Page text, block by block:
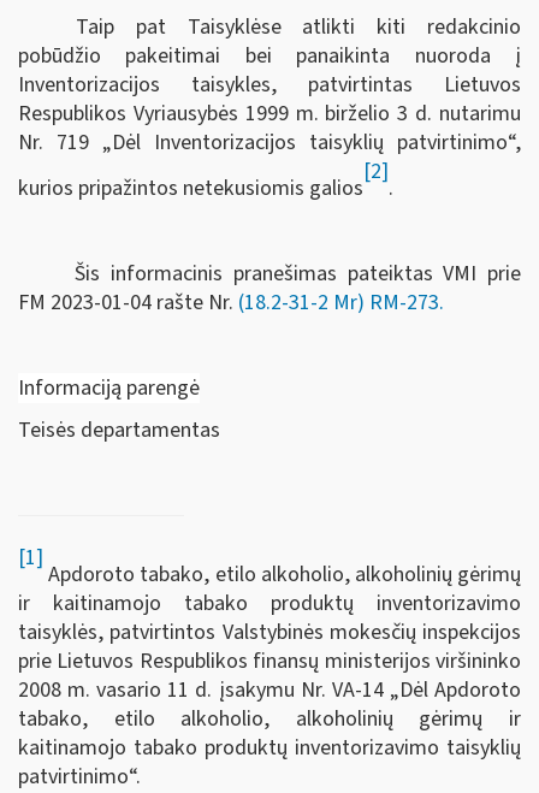
Taip pat Taisyklėse atlikti kiti redakcinio
pobūdžio pakeitimai bei panaikinta nuoroda į
Inventorizacijos taisykles, patvirtintas Lietuvos
Respublikos Vyriausybės 1999 m. birželio 3 d. nutarimu
Nr. 719 „Dėl Inventorizacijos taisyklių patvirtinimo“,
kurios pripažintos netekusiomis galios
[2]
.
Šis informacinis pranešimas pateiktas VMI prie
FM 2023-01-04 rašte Nr. (18.2-31-2 Mr) RM-273.
Informaciją parengė
Teisės departamentas
[1]
Apdoroto tabako, etilo alkoholio, alkoholinių gėrimų
ir kaitinamojo tabako produktų inventorizavimo
taisyklės, patvirtintos Valstybinės mokesčių inspekcijos
prie Lietuvos Respublikos finansų ministerijos viršininko
2008 m. vasario 11 d. įsakymu Nr. VA-14 „Dėl Apdoroto
tabako, etilo alkoholio, alkoholinių gėrimų ir
kaitinamojo tabako produktų inventorizavimo taisyklių
patvirtinimo“.